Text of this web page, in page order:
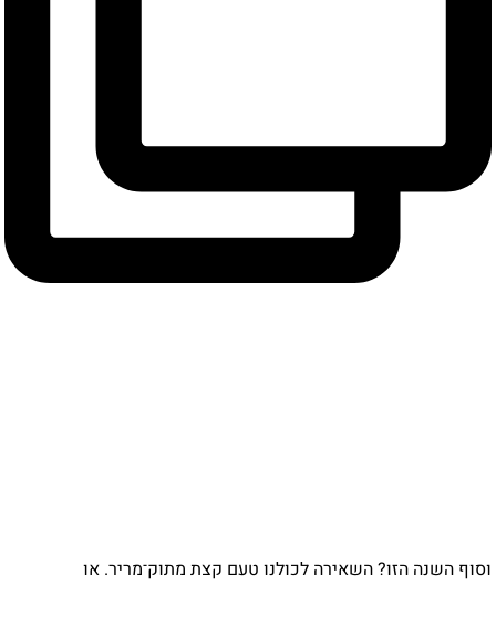
וסוף השנה הזו? השאירה לכולנו טעם קצת מתוק־מריר. או